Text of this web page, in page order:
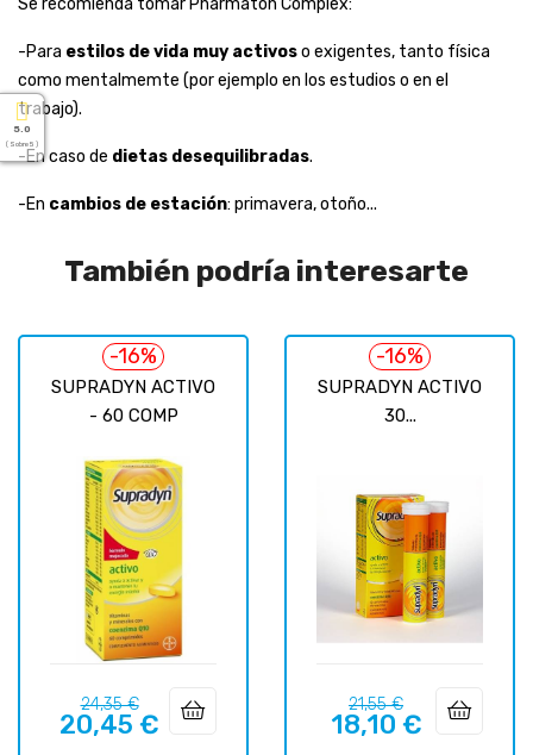
Se recomienda tomar Pharmaton Complex:
-Para estilos de vida muy activoso exigentes, tanto física
como mentalmemte (por ejemplo en los estudios o en el
trabajo).
-En caso de dietas desequilibradas.
-En cambios de estación: primavera, otoño...
También podría interesarte
SUPRADYN ACTIVO
- 60 COMP
-16%
Precio
regular
24,35 €Precio
20,45 €
SUPRADYN ACTIVO
30...
-16%
Precio
regular
21,55 €Precio
18,10 €
5.0
( Sobre 5 )